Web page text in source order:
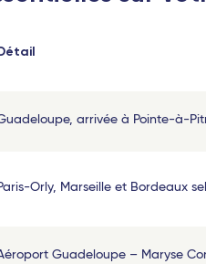
arrivée à Pointe-à-
Orly, Marseille et Bordeaux
Guadeloupe – Maryse